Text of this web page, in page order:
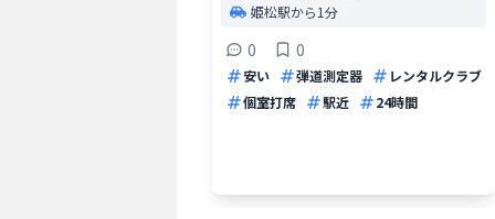
姫松駅から1分
0 0
安い 弾道測定器
レンタルクラブ
個室打席
駅近 24時間